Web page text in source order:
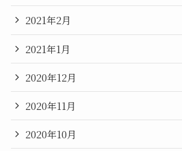
2021年2月
2021年1月
2020年12月
2020年11月
2020年10月